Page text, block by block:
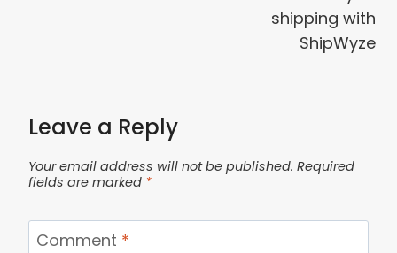
shipping with
ShipWyze
Leave a Reply
Your email address will not be published. Required
fields are marked *
Comment *